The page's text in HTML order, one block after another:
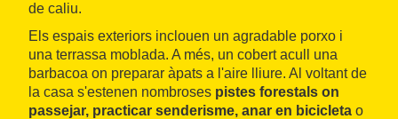
de caliu.
Els espais exteriors inclouen un agradable porxo i
una terrassa moblada. A més, un cobert acull una
barbacoa on preparar àpats a l'aire lliure. Al voltant de
la casa s'estenen nombroses pistes forestals on
passejar, practicar senderisme, anar en bicicleta o